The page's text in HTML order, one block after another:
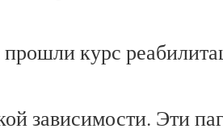
курс
зависимости. Эти